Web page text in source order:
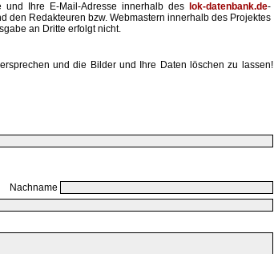
Ihre E-Mail-Adresse innerhalb des lok-datenbank.de-
den Redakteuren bzw. Webmastern innerhalb des Projektes
an Dritte erfolgt nicht.
und die Bilder und Ihre Daten löschen zu lassen!
Nachname